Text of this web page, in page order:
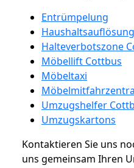
Entrümpelung
Halteverbotszone
Möbellift Cottbus
Möbeltaxi
Umzugshelfer
Umzugskartons
Kontaktieren Sie uns
uns gemeinsam Ihren